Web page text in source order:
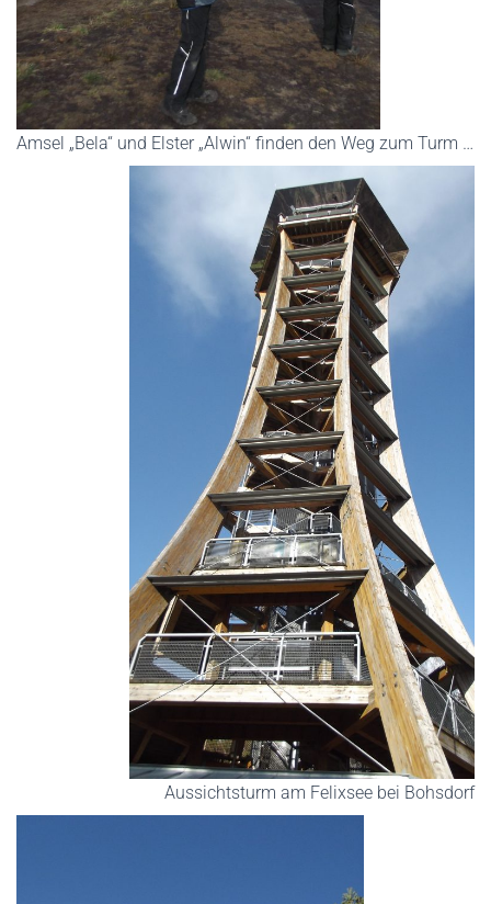
Amsel „Bela“ und Elster „Alwin“ finden den Weg zum Turm …
Aussichtsturm am Felixsee bei Bohsdorf